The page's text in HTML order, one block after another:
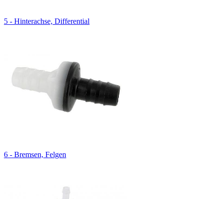
5 - Hinterachse, Differential
6 - Bremsen, Felgen